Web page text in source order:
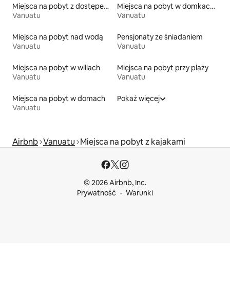
Miejsca na pobyt z dostępem do jeziora
Vanuatu
Miejsca na pobyt w domkach gościnnych
Vanuatu
Miejsca na pobyt nad wodą
Vanuatu
Pensjonaty ze śniadaniem
Vanuatu
Miejsca na pobyt w willach
Vanuatu
Miejsca na pobyt przy plaży
Vanuatu
Miejsca na pobyt w domach
Vanuatu
Pokaż więcej
Airbnb Vanuatu Miejsca na pobyt z kajakami
© 2026 Airbnb, Inc.
Prywatność
Warunki